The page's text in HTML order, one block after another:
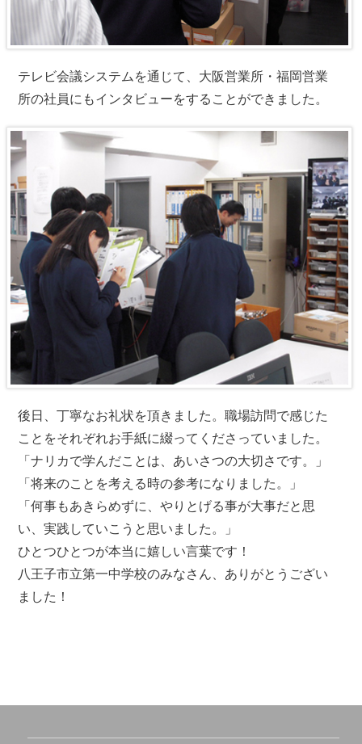
テレビ会議システムを通じて、大阪営業所・福岡営業
所の社員にもインタビューをすることができました。
後日、丁寧なお礼状を頂きました。職場訪問で感じた
ことをそれぞれお手紙に綴ってくださっていました。
「ナリカで学んだことは、あいさつの大切さです。」
「将来のことを考える時の参考になりました。」
「何事もあきらめずに、やりとげる事が大事だと思
い、実践していこうと思いました。」
ひとつひとつが本当に嬉しい言葉です！
八王子市立第一中学校のみなさん、ありがとうござい
ました！